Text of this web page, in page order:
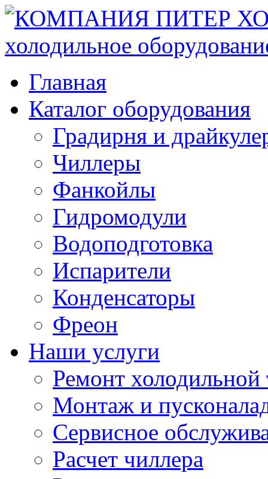
Главная
Каталог оборудования
Градирня и
Чиллеры
Фанкойлы
Гидромодули
Водоподготовка
Испарители
Конденсаторы
Фреон
Наши услуги
Ремонт холодильной
Монтаж и
Сервисное
Расчет чиллера